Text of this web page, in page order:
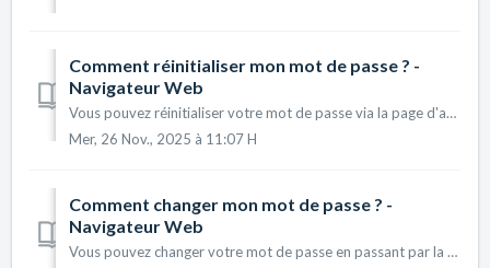
Comment réinitialiser mon mot de passe ? -
Navigateur Web
Vous pouvez réinitialiser votre mot de passe via la page d'accueil, en cliquant sur le lien Mot de passe oublié ? Entrez l'adresse e...
Mer, 26 Nov., 2025 à 11:07 H
Comment changer mon mot de passe ? -
Navigateur Web
Vous pouvez changer votre mot de passe en passant par la page Mon compte. Une fois sur la page Mon compte, cliquez sur le lien Modifier mon mo...